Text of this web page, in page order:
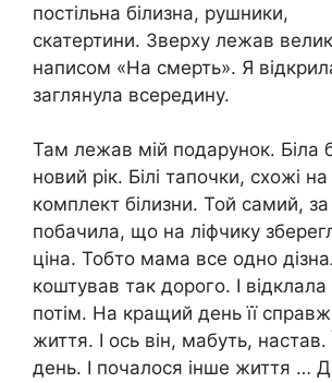
постільна білизна, рушники,
скатертини. Зверху лежав
написом «На смерть». Я
заглянула всередину.
Там лежав мій подарунок. Біла
новий рік. Білі тапочки, схожі
комплект білизни. Той самий,
побачила, що на ліфчику
ціна. Тобто мама все одно
коштував так дорого. І
потім. На кращий день її
життя. І ось він, мабуть, настав.
день. І почалося інше життя …